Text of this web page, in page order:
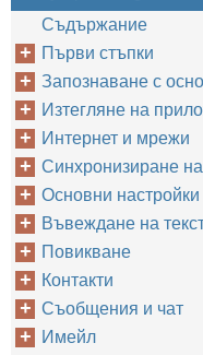
Съдържание
Първи стъпки
Запознаване с
Изтегляне на
Интернет и мрежи
Синхронизиране
Основни настройки
Въвеждане на
Повикване
Контакти
Съобщения и чат
Имейл